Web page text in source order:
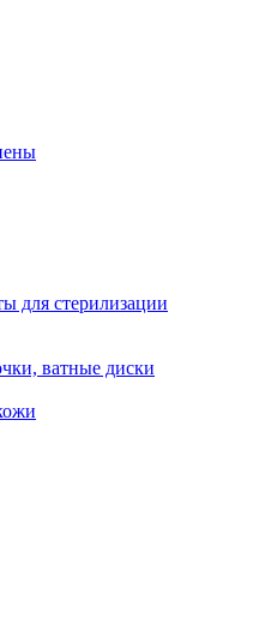
для стерилизации
ватные диски